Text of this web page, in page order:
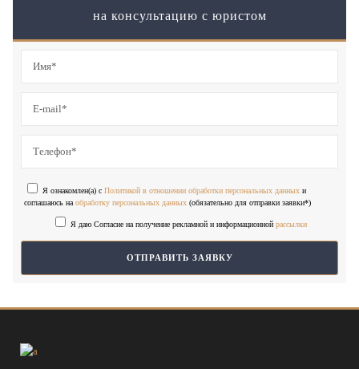
на консультацию с юристом
Я ознакомлен(а) с Политикой в отношении обработки персональных данныхи
соглашаюсь на обработку персональных данных(обязательно для отправки заявки*)
Я даю Согласие на получение рекламной и информационной рассылки